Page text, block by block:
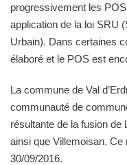
progressivement les
application de la loi SRU
Urbain). Dans certaines
élaboré et le POS est
La commune de Val
communauté de
résultante de la fusion de
ainsi que Villemoisan.
30/09/2016.